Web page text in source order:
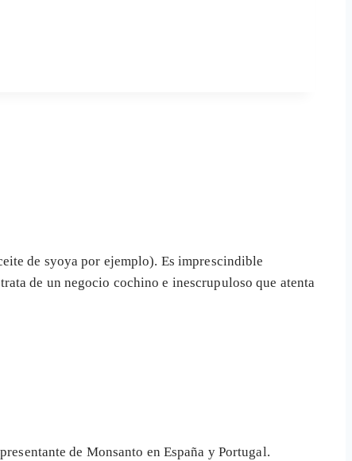
de syoya por ejemplo). Es imprescindible
de un negocio cochino e inescrupuloso que atenta
de Monsanto en España y Portugal.